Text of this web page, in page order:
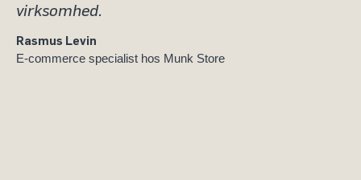
virksomhed.
Rasmus Levin
E-commerce specialist hos Munk Store